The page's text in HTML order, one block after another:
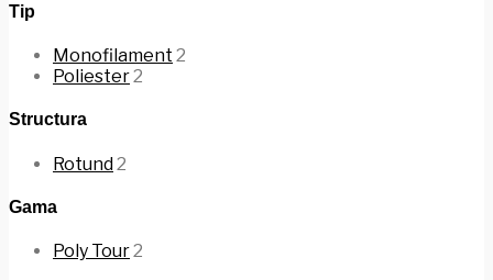
Tip
Monofilament 2
Poliester2
Structura
Rotund2
Gama
Poly Tour2